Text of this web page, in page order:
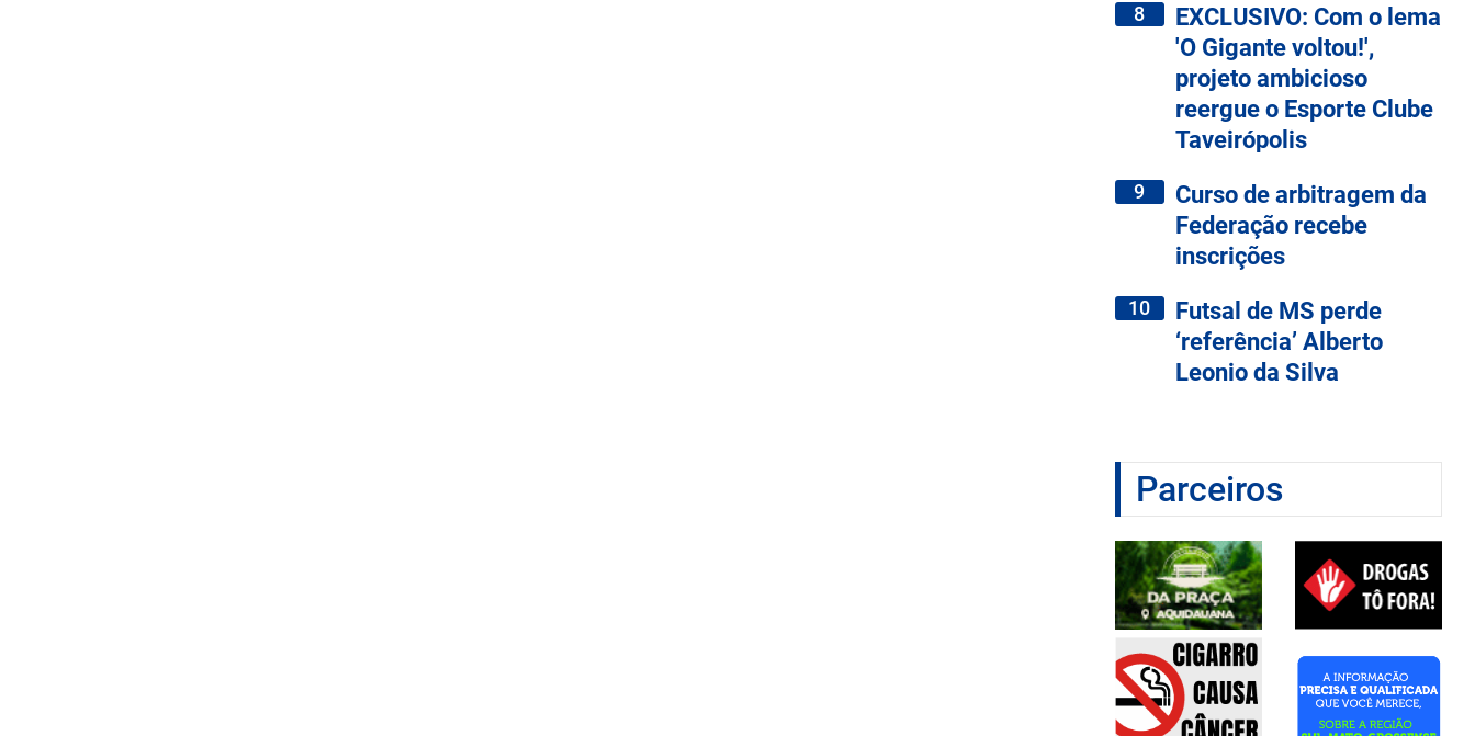
8
EXCLUSIVO: Com o lema
'O Gigante voltou!',
projeto ambicioso
reergue o Esporte Clube
Taveirópolis
9
Curso de arbitragem da
Federação recebe
inscrições
10
Futsal de MS perde
‘referência’ Alberto
Leonio da Silva
Parceiros